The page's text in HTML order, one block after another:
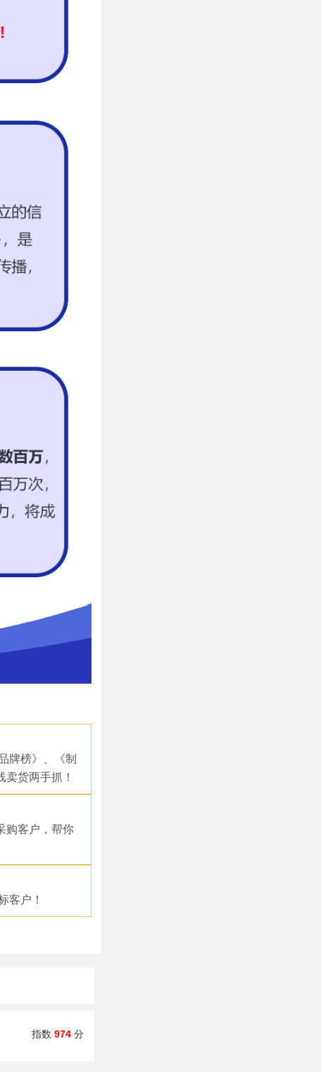
牌榜》、《制
货两手抓！
购客户，帮你
客户！
指数 974 分